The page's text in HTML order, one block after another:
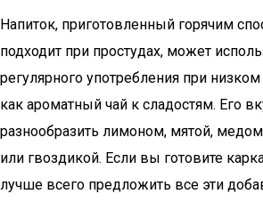
Напиток, приготовленный горячим
подходит при простудах, может
регулярного употребления при
как ароматный чай к сладостям. Его
разнообразить лимоном, мятой,
или гвоздикой. Если вы готовите
лучше всего предложить все эти